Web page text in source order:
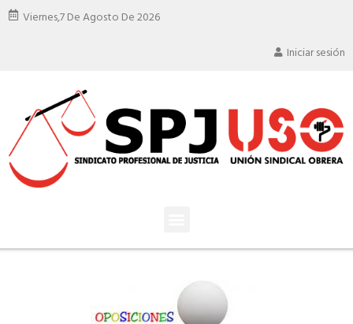
Viernes,7 De Agosto De 2026
Iniciar sesión